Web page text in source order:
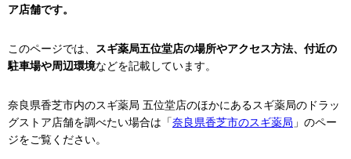
ア店舗です。
このページでは、 スギ薬局五位堂店の場所やアクセス方法、付近の
駐車場や周辺環境などを記載しています。
奈良県香芝市内のスギ薬局 五位堂店のほかにあるスギ薬局のドラッ
グストア店舗を調べたい場合は「奈良県香芝市のスギ薬局 」のペー
ジをご覧ください。